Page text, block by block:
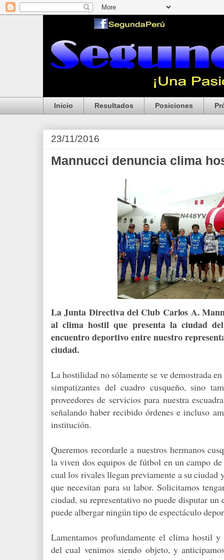
Inicio Resultados Posiciones
23/11/2016
Mannucci denuncia clima
La Junta Directiva del Club Carlos A.
al clima hostil que presenta la ciudad
encuentro deportivo entre nuestro
ciudad.
La hostilidad no sólamente se ve demostrada
simpatizantes del cuadro cusqueño, sino
proveedores de servicios para nuestra
señalando haber recibido órdenes e incluso
institución.
Queremos recordarle a nuestros hermanos
la viven dos equipos de fútbol en un campo
cual los rivales llegan previamente a su
que necesitan para su labor. Solicitamos
ciudad, su representativo no puede disputar
puede albergar ningún tipo de espectáculo
Lamentamos profundamente el clima hostil
del cual venimos siendo objeto, y